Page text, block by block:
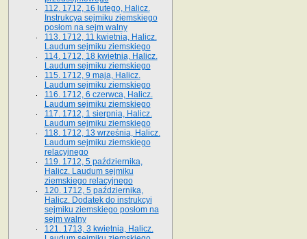
112. 1712, 16 lutego, Halicz.
Instrukcya sejmiku ziemskiego
posłom na sejm walny
113. 1712, 11 kwietnia, Halicz.
Laudum sejmiku ziemskiego
114. 1712, 18 kwietnia, Halicz.
Laudum sejmiku ziemskiego
115. 1712, 9 maja, Halicz.
Laudum sejmiku ziemskiego
116. 1712, 6 czerwca, Halicz.
Laudum sejmiku ziemskiego
117. 1712, 1 sierpnia, Halicz.
Laudum sejmiku ziemskiego
118. 1712, 13 września, Halicz.
Laudum sejmiku ziemskiego
relacyjnego
119. 1712, 5 października,
Halicz. Laudum sejmiku
ziemskiego relacyjnego
120. 1712, 5 października,
Halicz. Dodatek do instrukcyi
sejmiku ziemskiego posłom na
sejm walny
121. 1713, 3 kwietnia, Halicz.